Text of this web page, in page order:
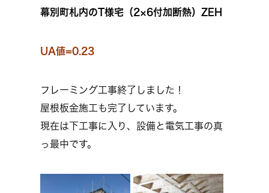
幕別町札内のT様宅（2×6付加断熱）ZEH
UA値=0.23
フレーミング工事終了しました！
屋根板金施工も完了しています。
現在は下工事に入り、設備と電気工事の真
っ最中です。